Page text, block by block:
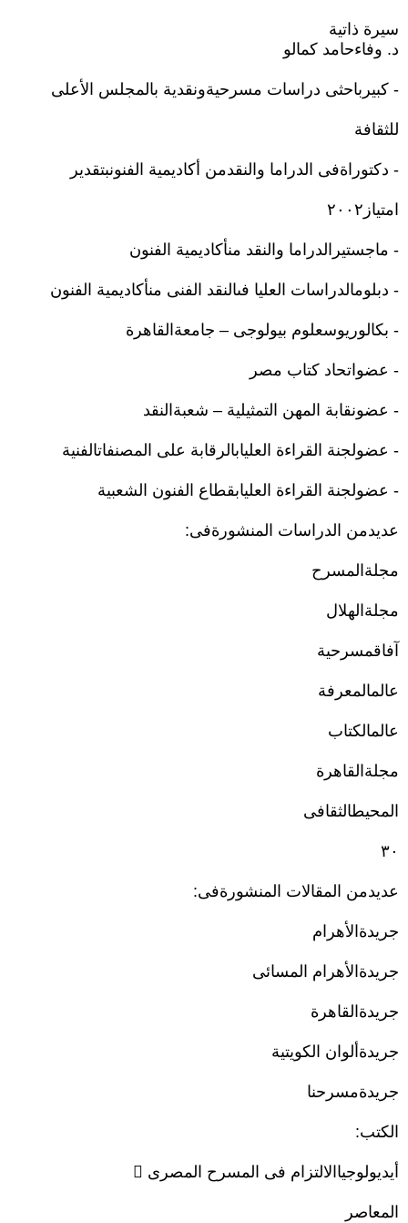
سيرة ذاتية
د. وفاءحامد كمالو
- كبیرباحثى دراسات مسرحیةونقدیة بالمجلس الأعلى
للثقافة
- دكتوراةفى الدراما والنقدمن أكادیمیة الفنونبتقدیر
امتیاز٢٠٠٢
- ماجستیرالدراما والنقد منأكادیمیة الفنون
- دبلومالدراسات العلیا فىالنقد الفنى منأكادیمیة الفنون
- بكالوریوسعلوم بیولوجى – جامعةالقاھرة
- عضواتحاد كتاب مصر
- عضونقابة المھن التمثیلیة – شعبةالنقد
- عضولجنة القراءة العلیابالرقابة على المصنفاتالفنیة
- عضولجنة القراءة العلیابقطاع الفنون الشعبیة
عديدمن الدراسات المنشورةفى:
مجلةالمسرح
مجلةالھلال
آفاقمسرحیة
عالمالمعرفة
عالمالكتاب
مجلةالقاھرة
المحیطالثقافى
٣٠
عديدمن المقالات المنشورةفى:
جریدةالأھرام
جریدةالأھرام المسائى
جریدةالقاھرة
جریدةألوان الكویتیة
جریدةمسرحنا
الكتب:
أیدیولوجیاالالتزام فى المسرح المصرى 
المعاصر